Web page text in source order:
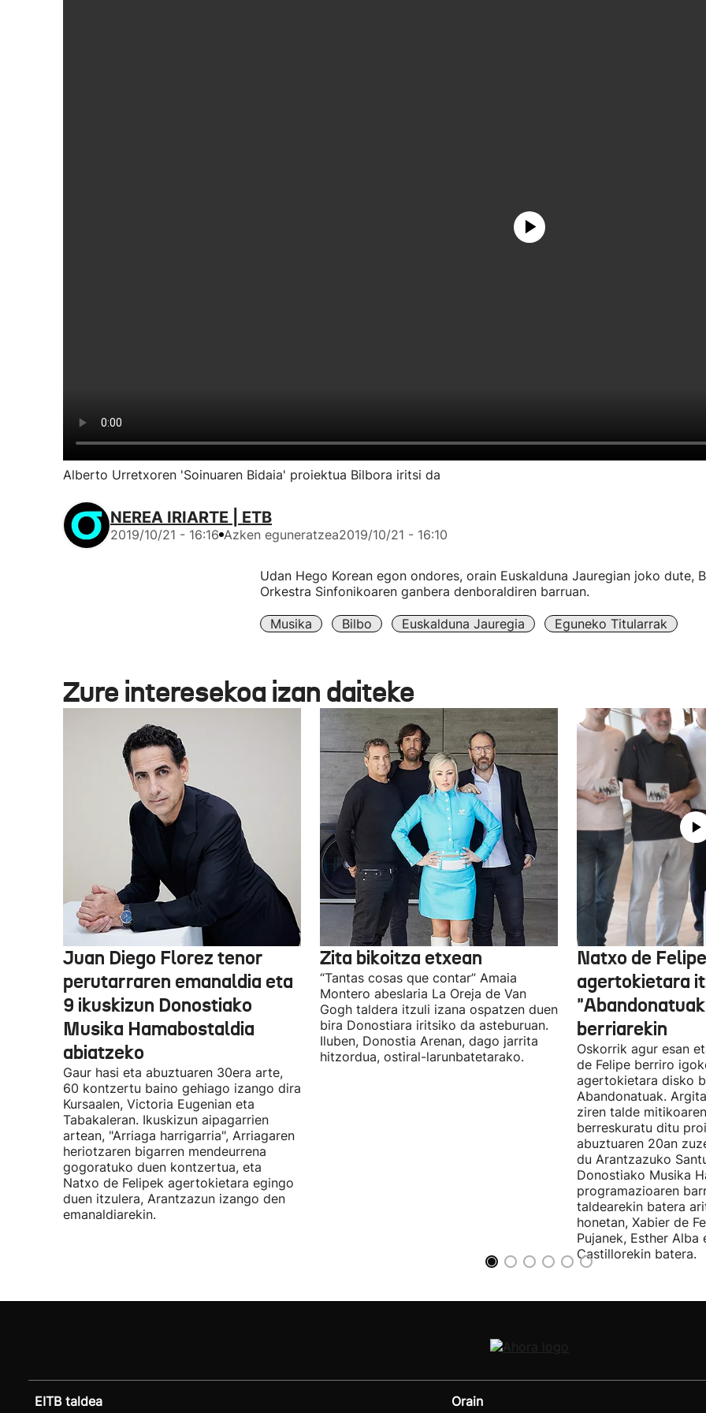
Alberto Urretxoren 'Soinuaren Bidaia' proiektua Bilbora iritsi da
NEREA IRIARTE | ETB
2019/10/21 - 16:16 Azken eguneratzea2019/10/21 - 16:10
Udan Hego Korean egon ondores, orain Euskalduna Jauregian joko dute,
Orkestra Sinfonikoaren ganbera denboraldiren barruan.
Musika Bilbo Euskalduna Jauregia Eguneko Titularrak
Zure interesekoa izan daiteke
Juan Diego Florez tenor
perutarraren emanaldia eta
9 ikuskizun Donostiako
Musika Hamabostaldia
abiatzeko
Gaur hasi eta abuztuaren 30era arte,
60 kontzertu baino gehiago izango dira
Kursaalen, Victoria Eugenian eta
Tabakaleran. Ikuskizun aipagarrien
artean, "Arriaga harrigarria", Arriagaren
heriotzaren bigarren mendeurrena
gogoratuko duen kontzertua, eta
Natxo de Felipek agertokietara egingo
duen itzulera, Arantzazun izango den
emanaldiarekin.
Zita bikoitza etxean
“Tantas cosas que contar” Amaia
Montero abeslaria La Oreja de Van
Gogh taldera itzuli izana ospatzen duen
bira Donostiara iritsiko da asteburuan.
Iluben, Donostia Arenan, dago jarrita
hitzordua, ostiral-larunbatetarako.
Natxo de Felipe
agertokietara
berriarekin
Oskorrik agur esan
de Felipe berriro
agertokietara disko
Abandonatuak.
ziren talde
berreskuratu ditu
abuztuaren 20an
du Arantzazuko
Donostiako Musika
programazioaren
taldearekin batera
honetan, Xabier de
Pujanek, Esther Alba
Castillorekin batera.
EITB taldea Orain